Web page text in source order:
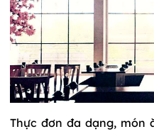
Thực đơn đa dạng, món